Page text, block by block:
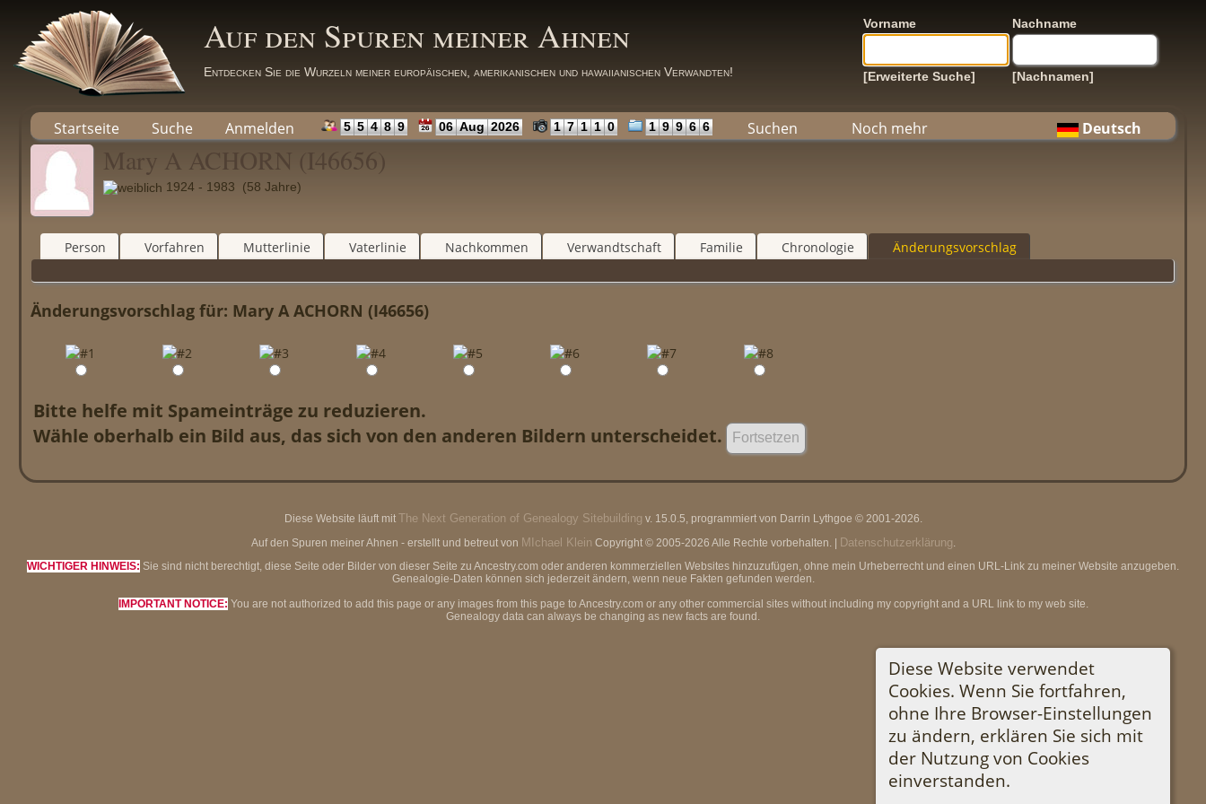
Auf den Spuren meiner Ahnen
Entdecken Sie die Wurzeln meiner europäischen, amerikanischen und hawaiianischen Verwandten!
Vorname Nachname
[Erweiterte Suche] [Nachnamen]
Startseite Suche Anmelden 5 5 4 8 9 06 Aug 2026 1 7 1 1 0 1 9 9 6 6 Suchen Noch mehr Deutsch
Diese Website verwendet
Cookies. Wenn Sie fortfahren,
ohne Ihre Browser-Einstellungen
zu ändern, erklären Sie sich mit
der Nutzung von Cookies
einverstanden.
Mary A ACHORN (I46656)
1924 - 1983 (58 Jahre)
Person Vorfahren Mutterlinie Vaterlinie Nachkommen Verwandtschaft Familie Chronologie Änderungsvorschlag
Änderungsvorschlag für: Mary A ACHORN (I46656)
Bitte helfe mit Spameinträge zu reduzieren.
Wähle oberhalb ein Bild aus, das sich von den anderen Bildern unterscheidet.
Diese Website läuft mit The Next Generation of Genealogy Sitebuilding v. 15.0.5, programmiert von Darrin Lythgoe © 2001-2026.
Auf den Spuren meiner Ahnen - erstellt und betreut von MIchael Klein Copyright © 2005-2026 Alle Rechte vorbehalten. | Datenschutzerklärung.
WICHTIGER HINWEIS: Sie sind nicht berechtigt, diese Seite oder Bilder von dieser Seite zu Ancestry.com oder anderen kommerziellen Websites hinzuzufügen, ohne mein Urheberrecht und einen URL-Link zu meiner Website anzugeben.
Genealogie-Daten können sich jederzeit ändern, wenn neue Fakten gefunden werden.
IMPORTANT NOTICE: You are not authorized to add this page or any images from this page to Ancestry.com or any other commercial sites without including my copyright and a URL link to my web site.
Genealogy data can always be changing as new facts are found.